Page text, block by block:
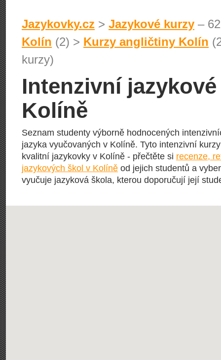
Jazykovky.cz > Jazykové kurzy –
Kolín (2) > Kurzy angličtiny Kolín
kurzy)
Intenzivní
Kolíně
Seznam studenty výborně hodnocených
jazyka vyučovaných v Kolíně. Tyto intenzivní
kvalitní jazykovky v Kolíně - přečtěte si recenze,
jazykových škol v Kolíně od jejich studentů a
vyučuje jazyková škola, kterou doporučují její